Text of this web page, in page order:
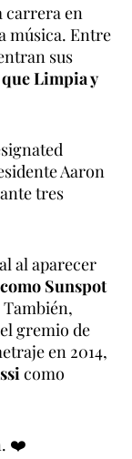
carrera en
música. Entre
sus
Limpia y
Aaron
tres
al aparecer
Sunspot
gremio de
en 2014,
como
❤️